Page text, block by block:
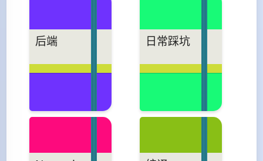
后端 日常踩坑